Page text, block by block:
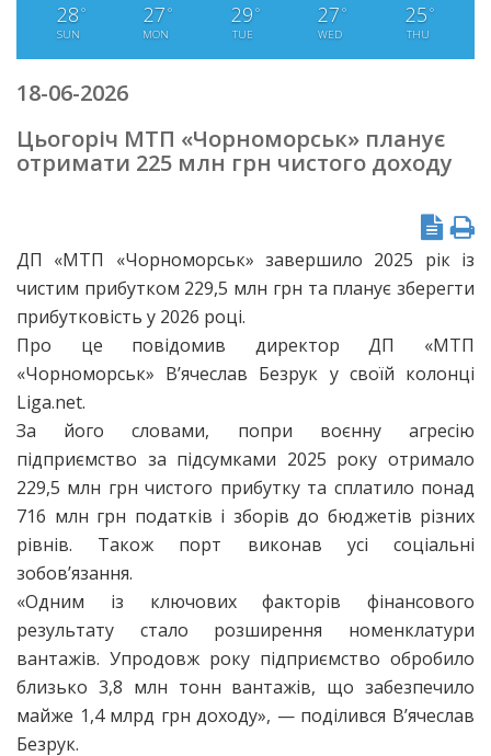
28 °
SUN
27 °
MON
29 °
TUE
27 °
WED
25 °
THU
18-06-2026
Цьогоріч МТП «Чорноморськ» планує
отримати 225 млн грн чистого доходу
ДП «МТП «Чорноморськ» завершило 2025 рік із
чистим прибутком 229,5 млн грн та планує зберегти
прибутковість у 2026 році.
Про це повідомив директор ДП «МТП
«Чорноморськ» В’ячеслав Безрук у своїй колонці
Liga.net.
За його словами, попри воєнну агресію
підприємство за підсумками 2025 року отримало
229,5 млн грн чистого прибутку та сплатило понад
716 млн грн податків і зборів до бюджетів різних
рівнів. Також порт виконав усі соціальні
зобов’язання.
«Одним із ключових факторів фінансового
результату стало розширення номенклатури
вантажів. Упродовж року підприємство обробило
близько 3,8 млн тонн вантажів, що забезпечило
майже 1,4 млрд грн доходу», — поділився В’ячеслав
Безрук.